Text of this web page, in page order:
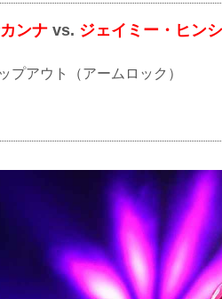
ンナ vs. ジェイミー・ヒン
プアウト（アームロック）